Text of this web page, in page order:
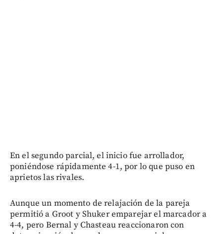
En el segundo parcial, el inicio fue arrollador,
poniéndose rápidamente 4-1, por lo que puso en
aprietos las rivales.
Aunque un momento de relajación de la pareja
permitió a Groot y Shuker emparejar el marcador a
4-4, pero Bernal y Chasteau reaccionaron con